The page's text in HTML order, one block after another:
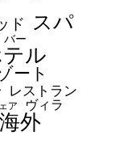
ド スパ
バー
ル
ート
レストラン
ア ヴィラ
海外